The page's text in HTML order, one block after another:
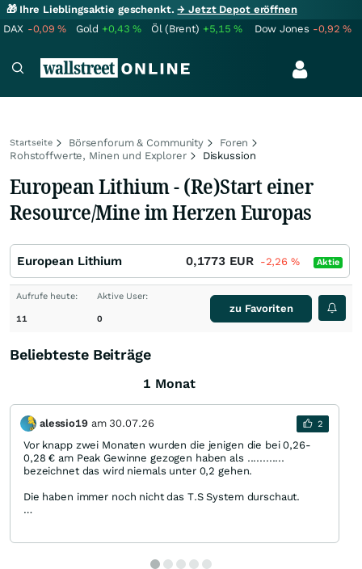
🎁 Ihre Lieblingsaktie geschenkt.→ Jetzt Depot eröffnen
DAX -0,09% Gold +0,43% Öl (Brent) +5,15% Dow Jones -0,92%
Startseite Börsenforum & Community
Foren
Rohstoffwerte, Minen und Explorer
Diskussion
European Lithium - (Re)Start einer
Resource/Mine im Herzen Europas
European Lithium 0,1773 EUR -2,26 % Aktie
Aufrufe heute:
11
Aktive User:
0
zu Favoriten
Beliebteste Beiträge
1 Monat
alessio19 am 30.07.26 2
Vor knapp zwei Monaten wurden die jenigen die bei 0,26-
0,28 € am Peak Gewinne gezogen haben als ............
bezeichnet das wird niemals unter 0,2 gehen.
Die haben immer noch nicht das T.S System durschaut.
keni Projekt entscheidend nach vorne entwickelt keinen